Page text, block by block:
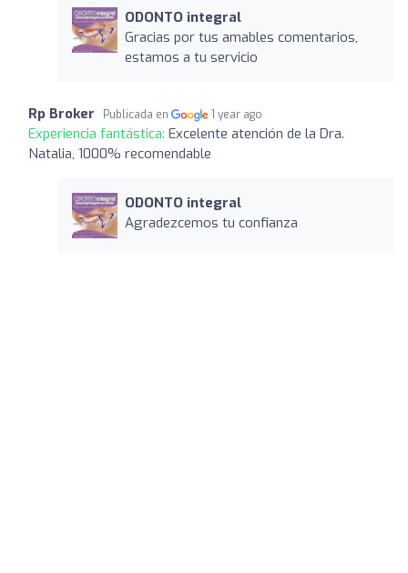
ODONTO integral
Gracias por tus amables comentarios,
estamos a tu servicio
Rp Broker Publicada en 1 year ago
Experiencia fantástica: Excelente atención de la Dra.
Natalia, 1000% recomendable
ODONTO integral
Agradezcemos tu confianza